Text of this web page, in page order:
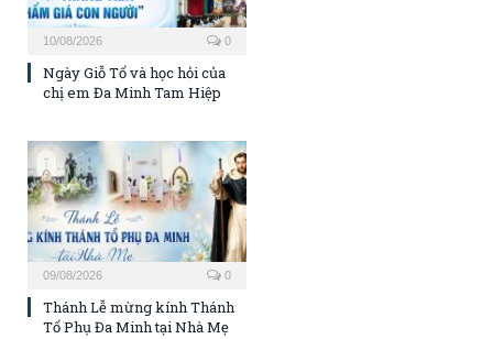
10/08/2026 0
Ngày Giỗ Tổ và học hỏi của
chị em Đa Minh Tam Hiệp
09/08/2026 0
Thánh Lễ mừng kính Thánh
Tổ Phụ Đa Minh tại Nhà Mẹ